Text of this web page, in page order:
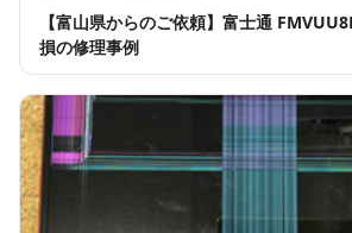
【富山県からのご依頼】富士通
損の修理事例